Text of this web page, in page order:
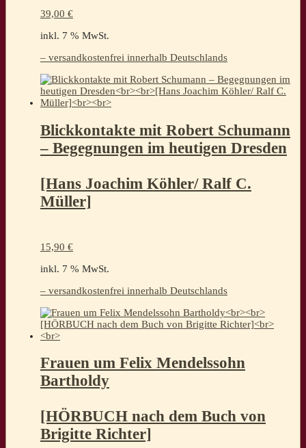
39,00 €
inkl. 7 % MwSt.
– versandkostenfrei innerhalb Deutschlands
Blickkontakte mit Robert Schumann
– Begegnungen im heutigen Dresden
[Hans Joachim Köhler/ Ralf C.
Müller]
15,90 €
inkl. 7 % MwSt.
– versandkostenfrei innerhalb Deutschlands
Frauen um Felix Mendelssohn
Bartholdy
[HÖRBUCH nach dem Buch von
Brigitte Richter]